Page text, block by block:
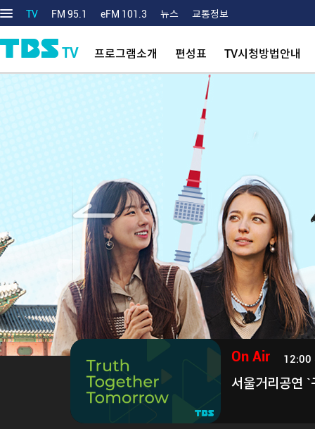
TV FM 95.1 eFM 101.3 뉴스 교통정보
TV 프로그램소개 편성표 TV시청방법안내
On Air 12:00
서울거리공연